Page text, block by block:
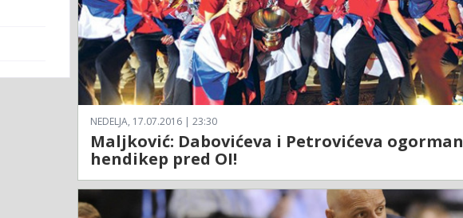
NEDELJA, 17.07.2016 | 23:30
Maljković: Dabovićeva i Petrovićeva ogorman
hendikep pred OI!